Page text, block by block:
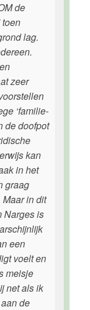
de
lag.
zeer
‘familie-
de doofpot
kan
in het
graag
in dit
Narges is
een
voelt en
meisje
net als ik
de